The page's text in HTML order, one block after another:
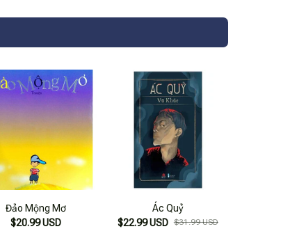
Đảo Mộng Mơ
$20.99 USD
Ác Quỷ
$22.99 USD $31.99 USD